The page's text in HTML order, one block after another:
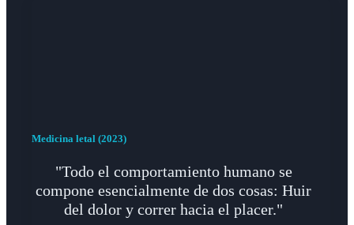
Medicina letal (2023)
"Todo el comportamiento humano se
compone esencialmente de dos cosas: Huir
del dolor y correr hacia el placer."